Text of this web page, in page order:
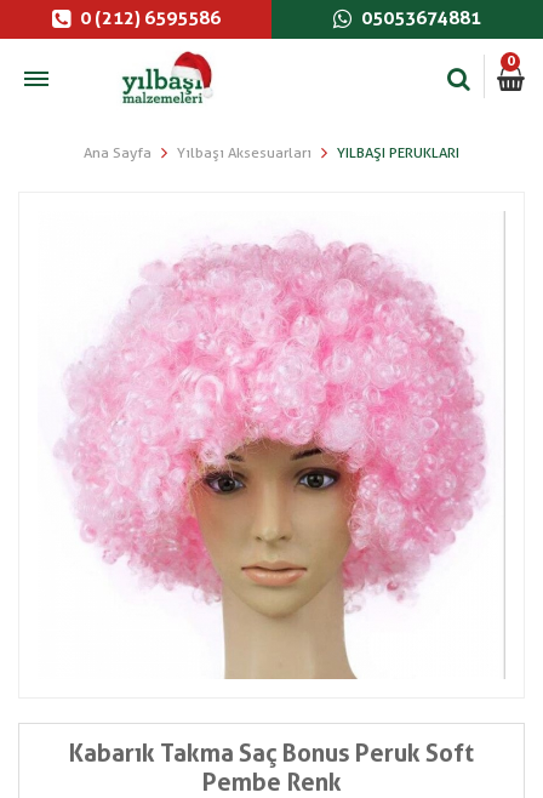
0 (212) 6595586 05053674881
0
Ana Sayfa Yılbaşı Aksesuarları YILBAŞI PERUKLARI
Kabarık Takma Saç Bonus Peruk Soft
Pembe Renk